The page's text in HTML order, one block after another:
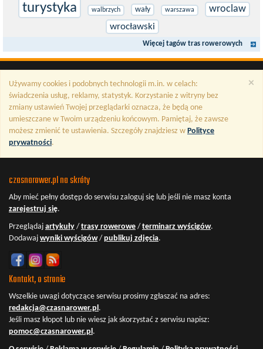
turystyka walbrzych wały warszawa wroclaw
wrocławski
Więcej tagów tras rowerowych
×
Używamy cookies i podobnych technologii m.in. w celach:
świadczenia usług, reklamy, statystyk. Korzystanie z witryny bez
zmiany ustawień Twojej przeglądarki oznacza, że będą one
umieszczane w Twoim urządzeniu końcowym. Pamiętaj, że zawsze
możesz zmienić te ustawienia. Szczegóły znajdziesz w Polityce
prywatności.
czasnarower.pl na skróty
Aby mieć pełny dostęp do serwisu zaloguj się lub jeśli nie masz konta
zarejestruj się.
Przeglądaj artykuły / trasy rowerowe / terminarz wyścigów.
Dodawaj wyniki wyścigów/ publikuj zdjęcia.
Kontakt, o stronie
Wszelkie uwagi dotyczące serwisu prosimy zgłaszać na adres:
redakcja@czasnarower.pl.
Jeśli masz kłopot lub nie wiesz jak skorzystać z serwisu napisz:
pomoc@czasnarower.pl.